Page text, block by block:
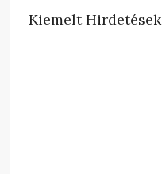
Kiemelt Hirdetések